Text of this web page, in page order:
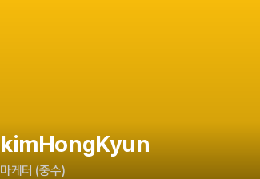
kimHongKyun
마케터 (중수)